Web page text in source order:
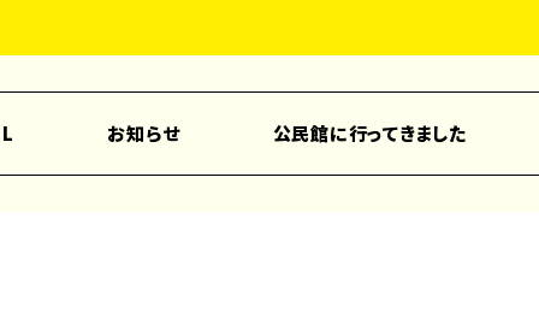
お知らせ 公民館に行ってきました